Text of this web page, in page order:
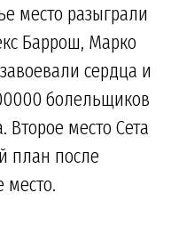
место разыграли
Баррош, Марко
сердца и
болельщиков
Второе место Сета
план после
место.